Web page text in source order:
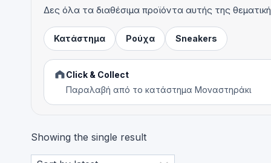
Δες όλα τα διαθέσιμα προϊόντα αυτής της
Κατάστημα Ρούχα Sneakers
Click & Collect
Παραλαβή από το κατάστημα Μοναστηράκι
Showing the single result